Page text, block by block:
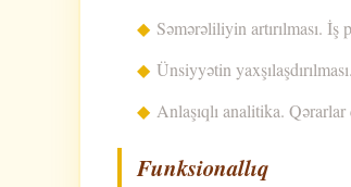
Səmərəliliyin artırılması. İş
Ünsiyyətin
Anlaşıqlı analitika.
Funksionallıq